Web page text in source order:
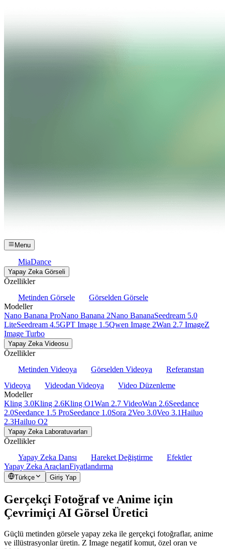
Menu
MiaDance
Yapay Zeka Görseli
Özellikler
Metinden Görsele
Görselden Görsele
Modeller
Nano Banana ProNano Banana 2Nano BananaSeedream 5.0
LiteSeedream 4.5GPT Image 1.5Qwen Image 2Wan 2.7 ImageZ
Image Turbo
Yapay Zeka Videosu
Özellikler
Metinden Videoya
Görselden Videoya
Referanstan
Videoya
Videodan Videoya
Video Düzenleme
Modeller
Kling 3.0Kling 2.6Kling O1Wan 2.7 VideoWan 2.6Seedance
2.0Seedance 1.5 ProSeedance 1.0Sora 2Veo 3.0Veo 3.1Hailuo
2.3Hailuo O2
Yapay Zeka Laboratuvarları
Özellikler
Yapay Zeka Dansı
Hareket Değiştirme
Efektler
Yapay Zeka AraçlarıFiyatlandırma
Türkçe Giriş Yap
Gerçekçi Fotoğraf ve Anime için
Çevrimiçi AI Görsel Üretici
Güçlü metinden görsele yapay zeka ile gerçekçi fotoğraflar, anime
ve illüstrasyonlar üretin. Z Image negatif komut, özel oran ve